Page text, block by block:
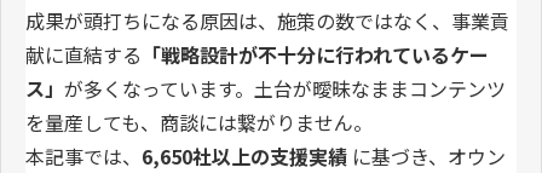
成果が頭打ちになる原因は、施策の数ではなく、事業貢
献に直結する 「戦略設計が不十分に行われているケー
ス」 が多くなっています。土台が曖昧なままコンテンツ
を量産しても、商談には繋がりません。
本記事では、 6,650社以上の支援実績 に基づき、オウン